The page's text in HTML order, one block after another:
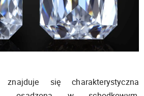
się charakterystyczna